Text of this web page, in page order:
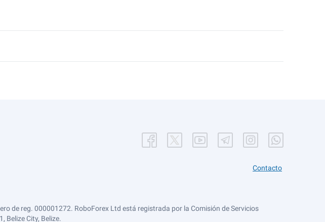
Contacto
de reg. 000001272. RoboForex Ltd está registrada por la Comisión de Servicios
Belize City, Belize.